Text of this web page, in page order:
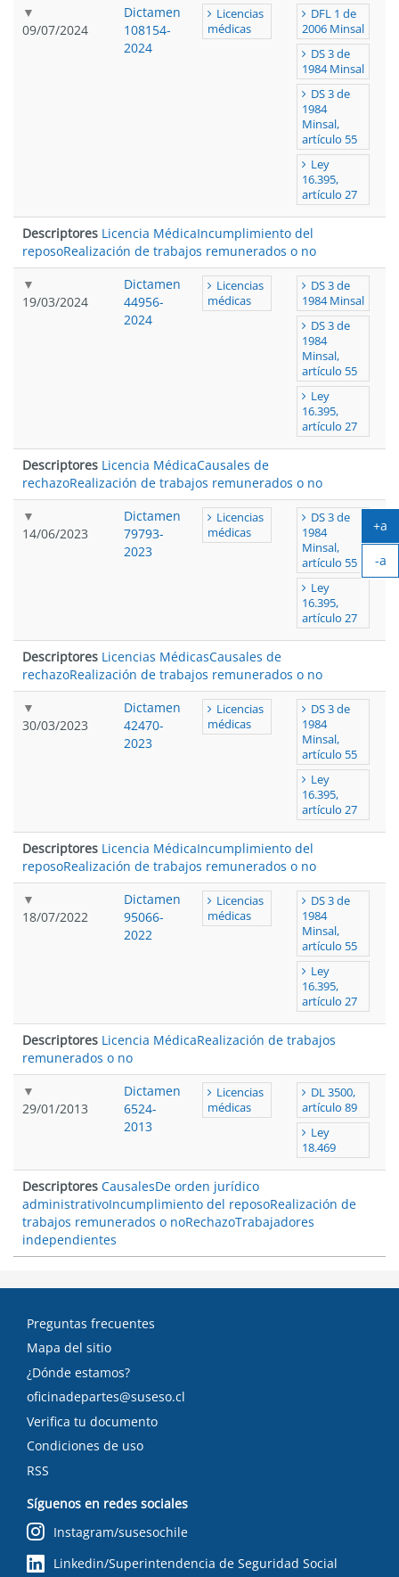
09/07/2024
Dictamen
108154-
2024
Licencias
médicas
DFL 1 de
2006 Minsal
DS 3 de
1984 Minsal
DS 3 de
1984
Minsal,
artículo 55
Ley
16.395,
artículo 27
Descriptores Licencia MédicaIncumplimiento del
reposoRealización de trabajos remunerados o no
19/03/2024
Dictamen
44956-
2024
Licencias
médicas
DS 3 de
1984 Minsal
DS 3 de
1984
Minsal,
artículo 55
Ley
16.395,
artículo 27
Descriptores Licencia MédicaCausales de
rechazoRealización de trabajos remunerados o no
14/06/2023
Dictamen
79793-
2023
Licencias
médicas
DS 3 de
1984
Minsal,
artículo 55
Ley
16.395,
artículo 27
Descriptores Licencias MédicasCausales de
rechazoRealización de trabajos remunerados o no
30/03/2023
Dictamen
42470-
2023
Licencias
médicas
DS 3 de
1984
Minsal,
artículo 55
Ley
16.395,
artículo 27
Descriptores Licencia MédicaIncumplimiento del
reposoRealización de trabajos remunerados o no
18/07/2022
Dictamen
95066-
2022
Licencias
médicas
DS 3 de
1984
Minsal,
artículo 55
Ley
16.395,
artículo 27
Descriptores Licencia MédicaRealización de trabajos
remunerados o no
29/01/2013
Dictamen
6524-
2013
Licencias
médicas
DL 3500,
artículo 89
Ley
18.469
Descriptores CausalesDe orden jurídico
administrativoIncumplimiento del reposoRealización de
trabajos remunerados o noRechazoTrabajadores
independientes
Preguntas frecuentes
Mapa del sitio
¿Dónde estamos?
oficinadepartes@suseso.cl
Verifica tu documento
Condiciones de uso
RSS
Síguenos en redes sociales
Instagram/susesochile
Linkedin/Superintendencia de Seguridad Social
+a
-a